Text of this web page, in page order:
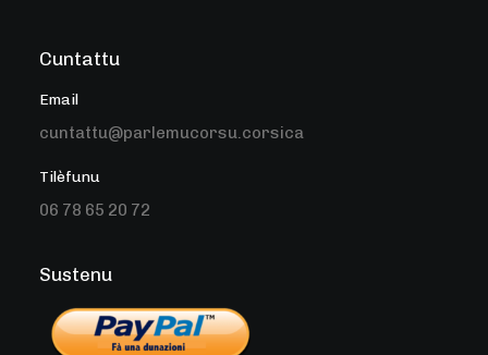
Cuntattu
Email
cuntattu@parlemucorsu.corsica
Tilèfunu
06 78 65 20 72
Sustenu